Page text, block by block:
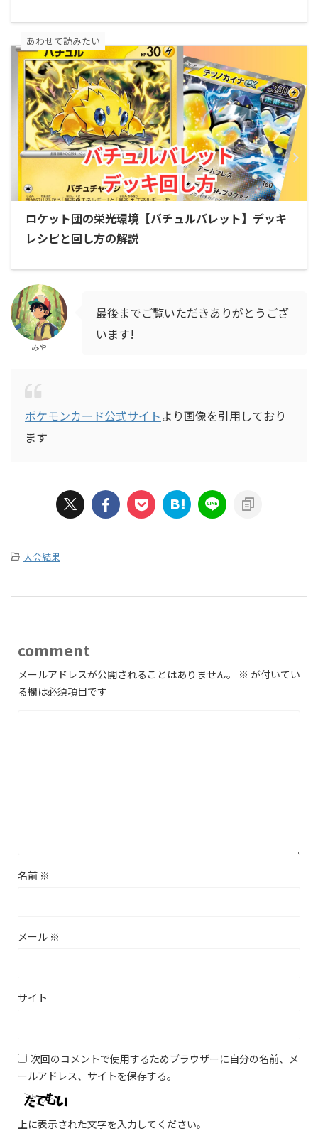
ロケット団の栄光環境【バチュルバレット】デッキ
レシピと回し方の解説
あわせて読みたい
みや
最後までご覧いただきありがとうござ
います!
ポケモンカード公式サイトより画像を引用しており
ます
-大会結果
comment
メールアドレスが公開されることはありません。 ※ が付いてい
る欄は必須項目です
名前 ※
メール ※
サイト
次回のコメントで使用するためブラウザーに自分の名前、メ
ールアドレス、サイトを保存する。
上に表示された文字を入力してください。